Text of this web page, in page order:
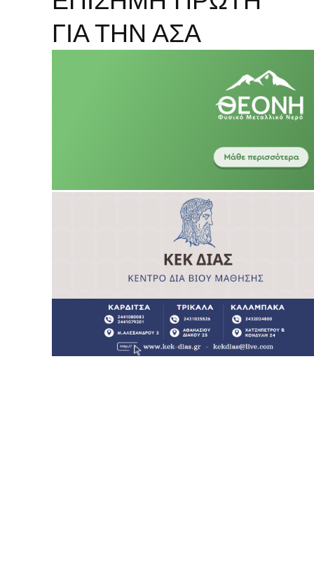
ΓΙΑ ΤΗΝ ΑΣΑ